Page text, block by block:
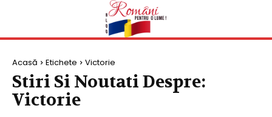
Acasă Etichete Victorie
Stiri Si Noutati Despre:
Victorie